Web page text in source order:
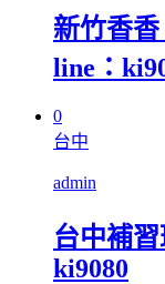
新竹香
line：
0
台中
admin
台中補
ki9080